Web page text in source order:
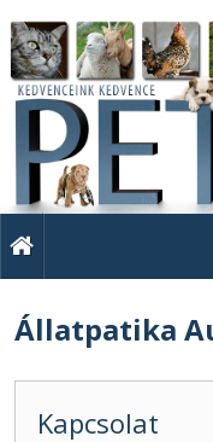
Állatpatika
Kapcsolat